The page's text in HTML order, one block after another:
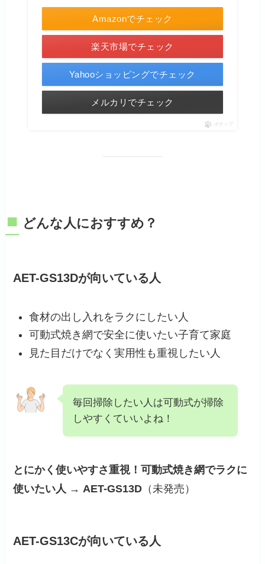
Amazonでチェック
楽天市場でチェック
Yahooショッピングでチェック
メルカリでチェック
ポチップ
■ どんな人におすすめ？
AET-GS13Dが向いている人
食材の出し入れをラクにしたい人
可動式焼き網で安全に使いたい子育て家庭
見た目だけでなく実用性も重視したい人
毎回掃除したい人は可動式が掃除
しやすくていいよね！
とにかく使いやすさ重視！可動式焼き網でラクに
使いたい人 → AET-GS13D （未発売）
AET-GS13Cが向いている人